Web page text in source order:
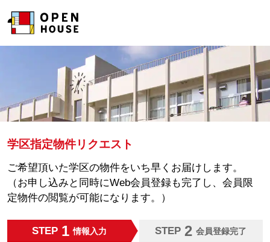
学区指定物件リクエスト
ご希望頂いた学区の物件をいち早くお届けします。
（お申し込みと同時にWeb会員登録も完了し、会員限
定物件の閲覧が可能になります。）
STEP 1 情報入力 STEP 2 会員登録完了